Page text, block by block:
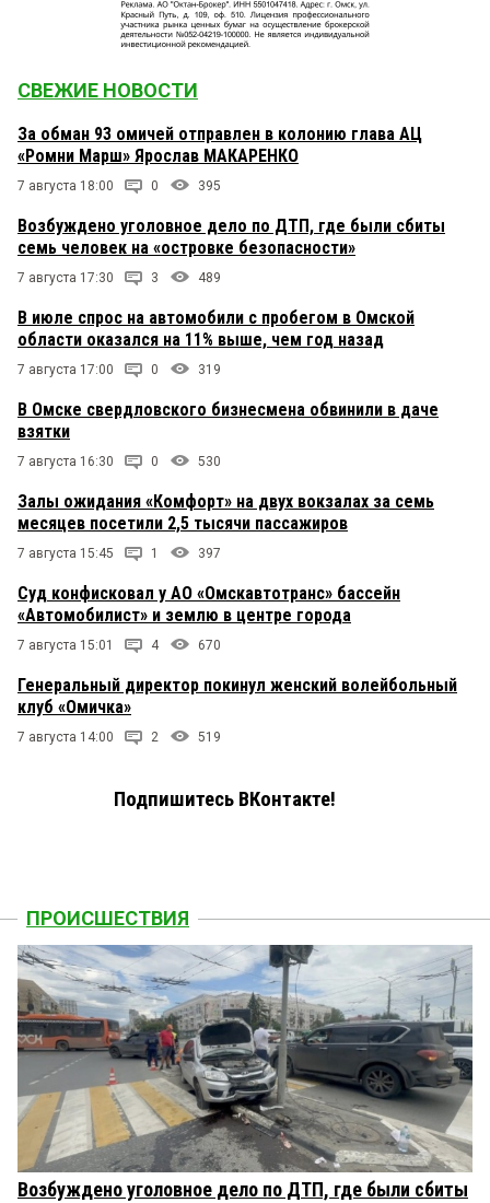
СВЕЖИЕ НОВОСТИ
За обман 93 омичей отправлен в колонию глава АЦ
«Ромни Марш» Ярослав МАКАРЕНКО
7 августа 18:00 0 395
Возбуждено уголовное дело по ДТП, где были сбиты
семь человек на «островке безопасности»
7 августа 17:30 3 489
В июле спрос на автомобили с пробегом в Омской
области оказался на 11% выше, чем год назад
7 августа 17:00 0 319
В Омске свердловского бизнесмена обвинили в даче
взятки
7 августа 16:30 0 530
Залы ожидания «Комфорт» на двух вокзалах за семь
месяцев посетили 2,5 тысячи пассажиров
7 августа 15:45 1 397
Суд конфисковал у АО «Омскавтотранс» бассейн
«Автомобилист» и землю в центре города
7 августа 15:01 4 670
Генеральный директор покинул женский волейбольный
клуб «Омичка»
7 августа 14:00 2 519
Подпишитесь ВКонтакте!
ПРОИСШЕСТВИЯ
Возбуждено уголовное дело по ДТП, где были сбиты